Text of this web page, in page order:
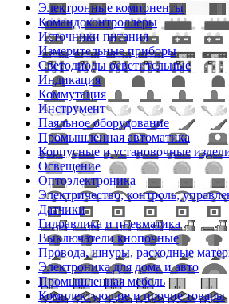
Электронные компоненты
Командоконтроллеры
Источники питания
Измерительные приборы
Светодиоды осветительные
Индикация
Коммутация
Инструмент
Паяльное оборудование
Промышленная автоматика
Корпусные и установочные
Освещение
Оптоэлектроника
Электричество, контроль,
Датчики
Гидравлика и пневматика
Выключатели кнопочные
Провода, шнуры, расходные
Электроника для дома и авто
Промышленная мебель
Комплектующие и прочие товары